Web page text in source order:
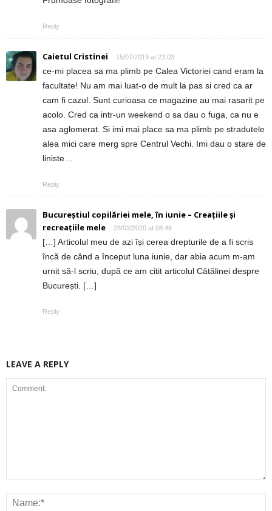
Reply
Caietul Cristinei 15/07/2019 at 23:03
ce-mi placea sa ma plimb pe Calea Victoriei cand eram la
facultate! Nu am mai luat-o de mult la pas si cred ca ar
cam fi cazul. Sunt curioasa ce magazine au mai rasarit pe
acolo. Cred ca intr-un weekend o sa dau o fuga, ca nu e
asa aglomerat. Si imi mai place sa ma plimb pe stradutele
alea mici care merg spre Centrul Vechi. Imi dau o stare de
liniste…
Reply
Bucureștiul copilăriei mele, în iunie – Creațiile și
recreațiile mele
28/03/2020 at 08:48
[…] Articolul meu de azi își cerea drepturile de a fi scris
încă de când a început luna iunie, dar abia acum m-am
urnit să-l scriu, după ce am citit articolul Cătălinei despre
București. […]
Reply
LEAVE A REPLY